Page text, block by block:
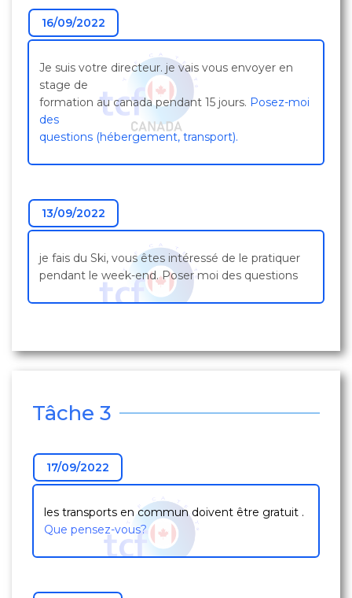
16/09/2022
Je suis votre directeur. je vais vous envoyer en
stage de
formation au canada pendant 15 jours. Posez-moi
des
questions (hébergement, transport).
13/09/2022
je fais du Ski, vous êtes intéressé de le pratiquer
pendant le week-end. Poser moi des questions
Tâche 3
17/09/2022
les transports en commun doivent être gratuit .
Que pensez-vous?